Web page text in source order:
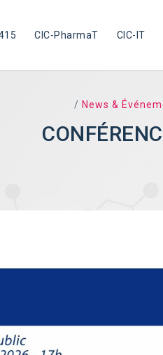
CIC-PharmaT CIC-IT
/ News &